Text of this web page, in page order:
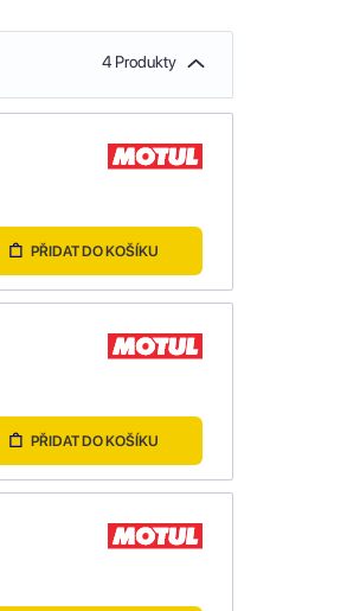
4 Produkty
PŘIDAT DO KOŠÍKU
PŘIDAT DO KOŠÍKU